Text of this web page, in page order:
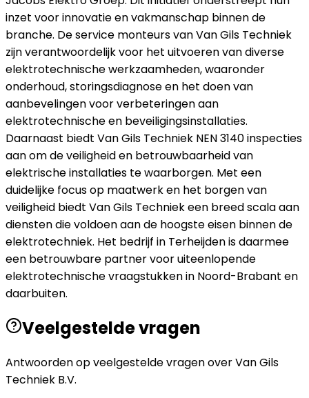
inzet voor innovatie en vakmanschap binnen de
branche. De service monteurs van Van Gils Techniek
zijn verantwoordelijk voor het uitvoeren van diverse
elektrotechnische werkzaamheden, waaronder
onderhoud, storingsdiagnose en het doen van
aanbevelingen voor verbeteringen aan
elektrotechnische en beveiligingsinstallaties.
Daarnaast biedt Van Gils Techniek NEN 3140 inspecties
aan om de veiligheid en betrouwbaarheid van
elektrische installaties te waarborgen. Met een
duidelijke focus op maatwerk en het borgen van
veiligheid biedt Van Gils Techniek een breed scala aan
diensten die voldoen aan de hoogste eisen binnen de
elektrotechniek. Het bedrijf in Terheijden is daarmee
een betrouwbare partner voor uiteenlopende
elektrotechnische vraagstukken in Noord-Brabant en
daarbuiten.
Veelgestelde vragen
Antwoorden op veelgestelde vragen overVan Gils
Techniek B.V.